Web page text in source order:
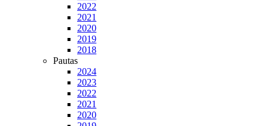
2022
2021
2020
2019
2018
Pautas
2024
2023
2022
2021
2020